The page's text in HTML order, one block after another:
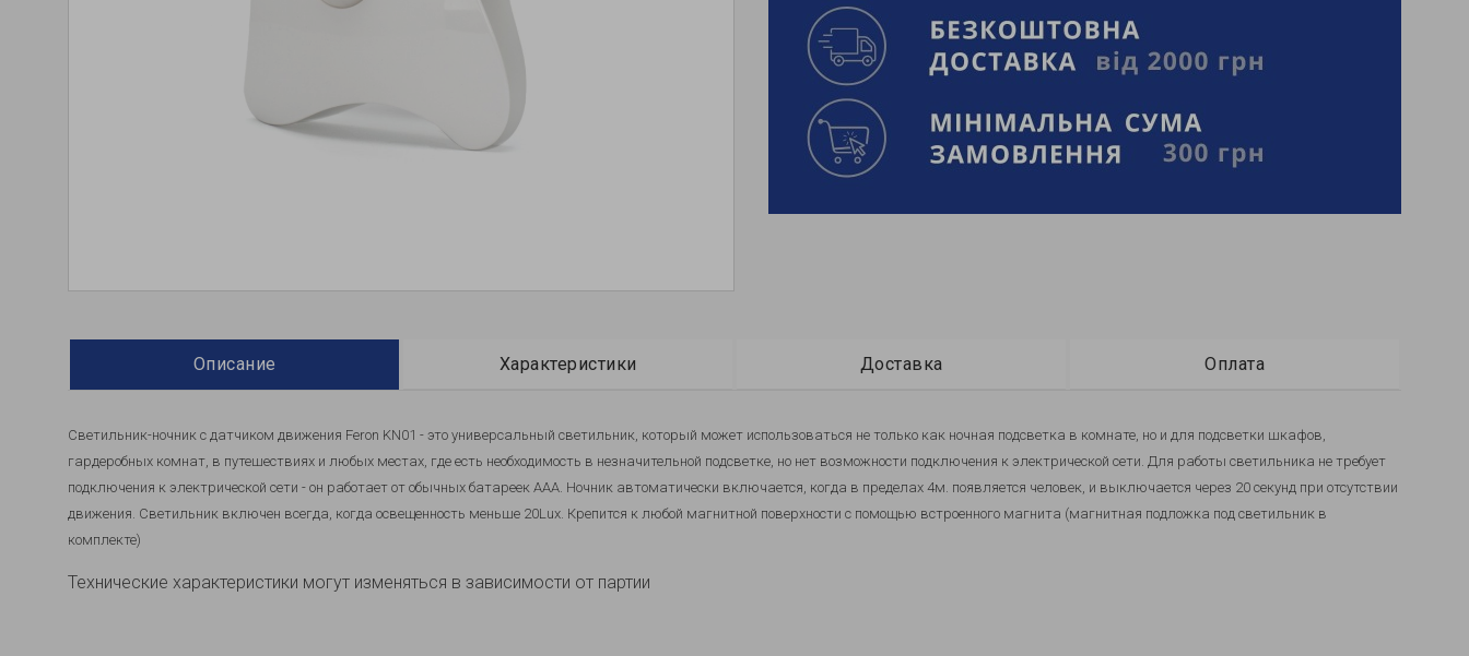
Описание Характеристики Доставка Оплата
Светильник-ночник с датчиком движения Feron KN01 - это универсальный светильник, который может использоваться не только как ночная подсветка в комнате, но и для подсветки шкафов,
гардеробных комнат, в путешествиях и любых местах, где есть необходимость в незначительной подсветке, но нет возможности подключения к электрической сети. Для работы светильника не требует
подключения к электрической сети - он работает от обычных батареек ААА. Ночник автоматически включается, когда в пределах 4м. появляется человек, и выключается через 20 секунд при отсутствии
движения. Светильник включен всегда, когда освещенность меньше 20Lux. Крепится к любой магнитной поверхности с помощью встроенного магнита (магнитная подложка под светильник в
комплекте)
Технические характеристики могут изменяться в зависимости от партии